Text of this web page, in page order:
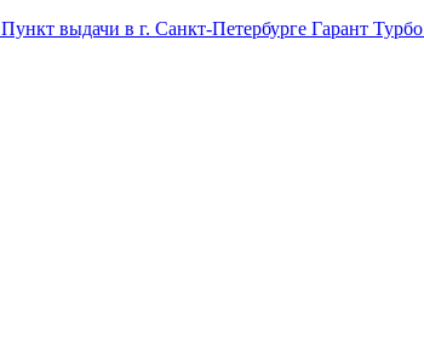
Пункт выдачи в г. Санкт-Петербурге Гарант Турбо